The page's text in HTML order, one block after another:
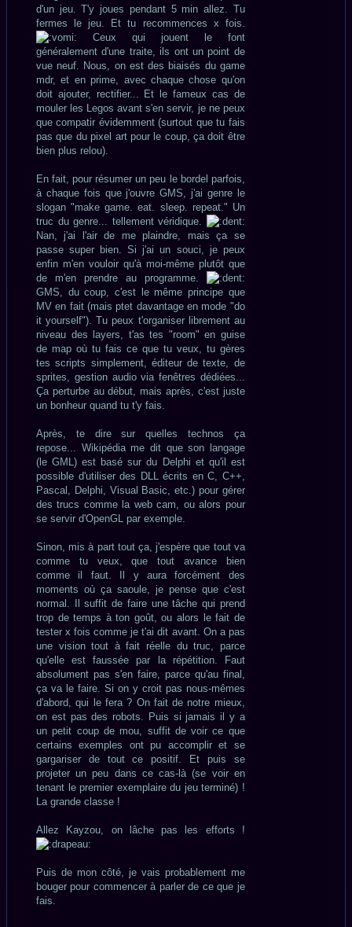
d'un jeu. T'y joues pendant 5 min allez. Tu
fermes le jeu. Et tu recommences x fois.
Ceux qui jouent le font
généralement d'une traite, ils ont un point de
vue neuf. Nous, on est des biaisés du game
mdr, et en prime, avec chaque chose qu'on
doit ajouter, rectifier... Et le fameux cas de
mouler les Legos avant s'en servir, je ne peux
que compatir évidemment (surtout que tu fais
pas que du pixel art pour le coup, ça doit être
bien plus relou).
En fait, pour résumer un peu le bordel parfois,
à chaque fois que j'ouvre GMS, j'ai genre le
slogan "make game. eat. sleep. repeat." Un
truc du genre... tellement véridique.
Nan, j'ai l'air de me plaindre, mais ça se
passe super bien. Si j'ai un souci, je peux
enfin m'en vouloir qu'à moi-même plutôt que
de m'en prendre au programme.
GMS, du coup, c'est le même principe que
MV en fait (mais ptet davantage en mode "do
it yourself"). Tu peux t'organiser librement au
niveau des layers, t'as tes "room" en guise
de map où tu fais ce que tu veux, tu gères
tes scripts simplement, éditeur de texte, de
sprites, gestion audio via fenêtres dédiées...
Ça perturbe au début, mais après, c'est juste
un bonheur quand tu t'y fais.
Après, te dire sur quelles technos ça
repose... Wikipédia me dit que son langage
(le GML) est basé sur du Delphi et qu'il est
possible d'utiliser des DLL écrits en C, C++,
Pascal, Delphi, Visual Basic, etc.) pour gérer
des trucs comme la web cam, ou alors pour
se servir d'OpenGL par exemple.
Sinon, mis à part tout ça, j'espère que tout va
comme tu veux, que tout avance bien
comme il faut. Il y aura forcément des
moments où ça saoule, je pense que c'est
normal. Il suffit de faire une tâche qui prend
trop de temps à ton goût, ou alors le fait de
tester x fois comme je t'ai dit avant. On a pas
une vision tout à fait réelle du truc, parce
qu'elle est faussée par la répétition. Faut
absolument pas s'en faire, parce qu'au final,
ça va le faire. Si on y croit pas nous-mêmes
d'abord, qui le fera ? On fait de notre mieux,
on est pas des robots. Puis si jamais il y a
un petit coup de mou, suffit de voir ce que
certains exemples ont pu accomplir et se
gargariser de tout ce positif. Et puis se
projeter un peu dans ce cas-là (se voir en
tenant le premier exemplaire du jeu terminé) !
La grande classe !
Allez Kayzou, on lâche pas les efforts !
Puis de mon côté, je vais probablement me
bouger pour commencer à parler de ce que je
fais.